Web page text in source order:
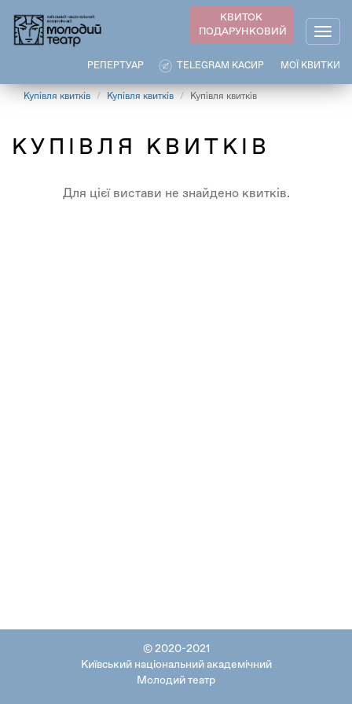
основного
КВИТОК
ПОДАРУНКОВИЙ
МОЇ КВИТКИ
TELEGRAM КАСИР
РЕПЕРТУАР
Купівля квитків Купівля квитків Купівля квитків
КУПІВЛЯ КВИТКІВ
Для цієї вистави не знайдено квитків.
© 2020-2021
Київський національний академічний
Молодий театр